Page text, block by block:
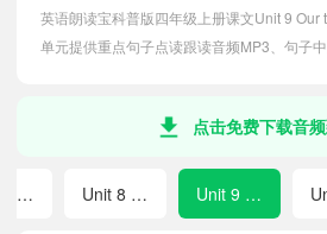
英语朗读宝科普版四年级上册课文Unit 9
单元提供重点句子点读跟读音频MP3、句子
点击免费下载音
Unit 7 Helping Unit 8 Playing sports Unit 9 Our teachers and classmates